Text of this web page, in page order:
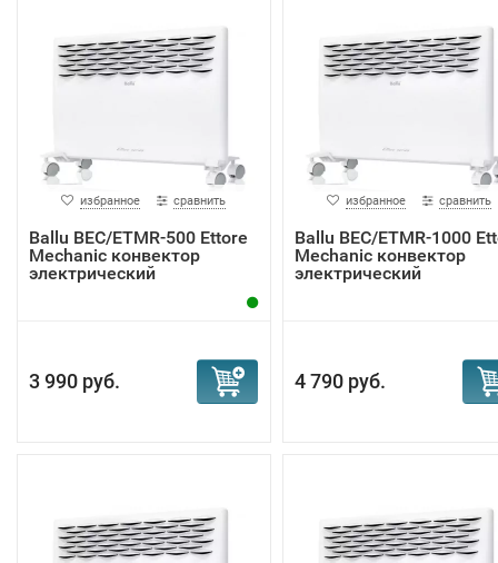
избранное сравнить
Ballu BEC/ETMR-500 Ettore
Mechanic конвектор
электрический
3 990 руб.
избранное сравнить
Ballu BEC/ETMR-1000
Mechanic конвектор
электрический
4 790 руб.